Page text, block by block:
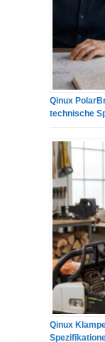
Qinux
technische
Qinux